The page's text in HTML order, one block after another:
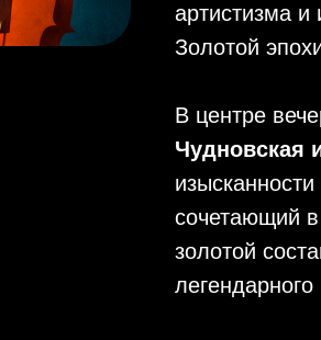
артистизма и
Золотой
В центре
Чудновская
сочетающий
золотой